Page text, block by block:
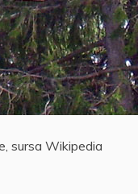
sursa Wikipedia